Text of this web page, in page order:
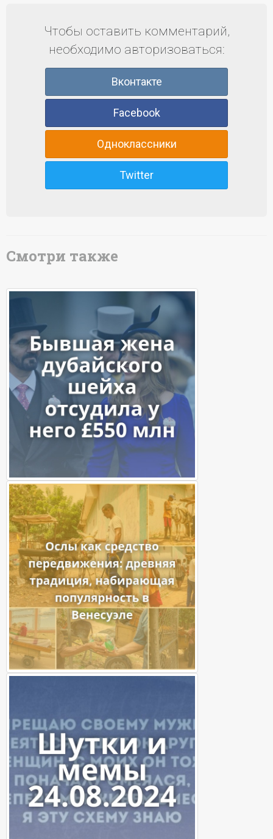
Чтобы оставить комментарий,
необходимо авторизоваться:
Вконтакте
Facebook
Одноклассники
Twitter
Смотри также